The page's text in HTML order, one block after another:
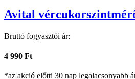
Avital
Bruttó fogyasztói ár:
4 990 Ft
*az akció előtti 30 nap legalacsonyabb